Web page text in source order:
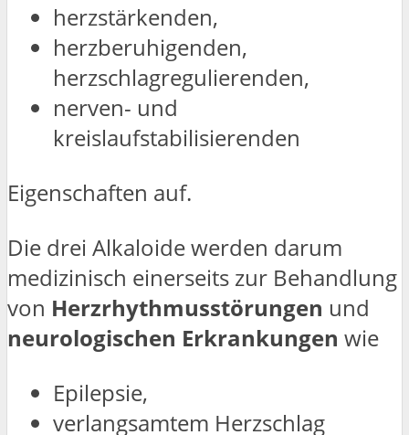
herzstärkenden,
herzberuhigenden,
herzschlagregulierenden,
nerven- und
kreislaufstabilisierenden
Eigenschaften auf.
Die drei Alkaloide werden darum
medizinisch einerseits zur Behandlung
von Herzrhythmusstörungen und
neurologischen Erkrankungen wie
Epilepsie,
verlangsamtem Herzschlag